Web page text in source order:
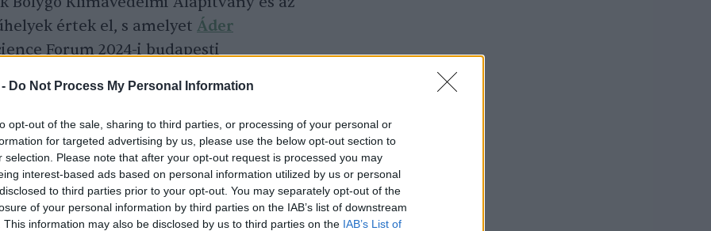
Do Not Process My Personal Information
opt-out of the sale, sharing to third parties, or processing of your personal or
for targeted advertising by us, please use the below opt-out section to
selection. Please note that after your opt-out request is processed you may
interest-based ads based on personal information utilized by us or personal
to third parties prior to your opt-out. You may separately opt-out of the
of your personal information by third parties on the IAB’s list of downstream
This information may also be disclosed by us to third parties on the IAB’s List of
értek el, s amelyet Áder
Forum 2024-i budapesti
új mérési módszert
a fenntarthatóságra